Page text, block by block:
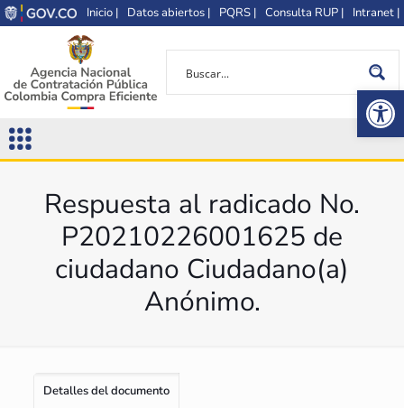
Inicio | Datos abiertos | PQRS | Consulta RUP | Intranet |
Respuesta al radicado No.
P20210226001625 de
ciudadano Ciudadano(a)
Anónimo.
Detalles del documento